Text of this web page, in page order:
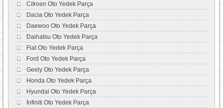
Citroen Oto Yedek Parça
Dacia Oto Yedek Parça
Daewoo Oto Yedek Parça
Daihatsu Oto Yedek Parça
Fiat Oto Yedek Parça
Ford Oto Yedek Parça
Geely Oto Yedek Parça
Honda Oto Yedek Parça
Hyundai Oto Yedek Parça
İnfiniti Oto Yedek Parça